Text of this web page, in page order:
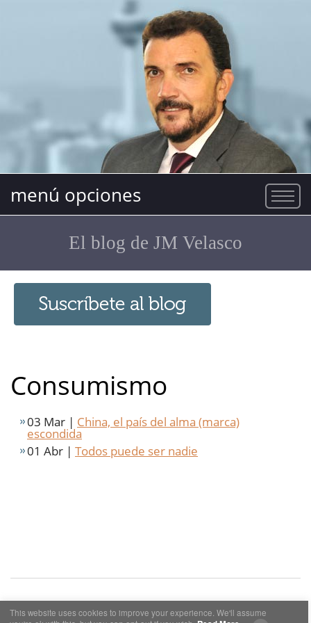
menú opciones
El blog de JM Velasco
Consumismo
03 Mar | China, el país del alma (marca)
escondida
01 Abr | Todos puede ser nadie
This website uses cookies to improve your experience. We'll assume